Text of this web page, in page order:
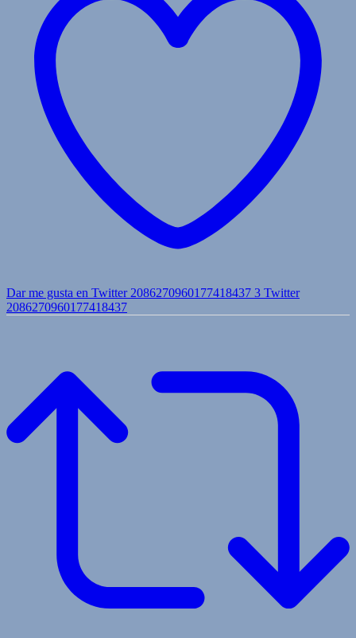
Dar me gusta en Twitter 2086270960177418437 3 Twitter
2086270960177418437